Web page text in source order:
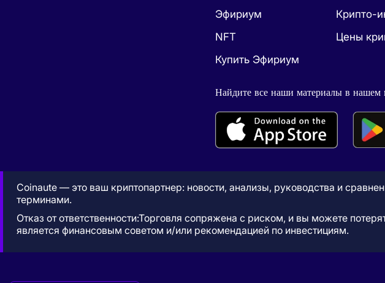
Эфириум
NFT
Купить Эфириум
Крипто-
Цены
Найдите все наши материалы в
Coinaute — это ваш криптопартнер: новости, анализы, руководства и
терминами.
Отказ от ответственности:Торговля сопряжена с риском, и вы можете
является финансовым советом и/или рекомендацией по инвестициям.